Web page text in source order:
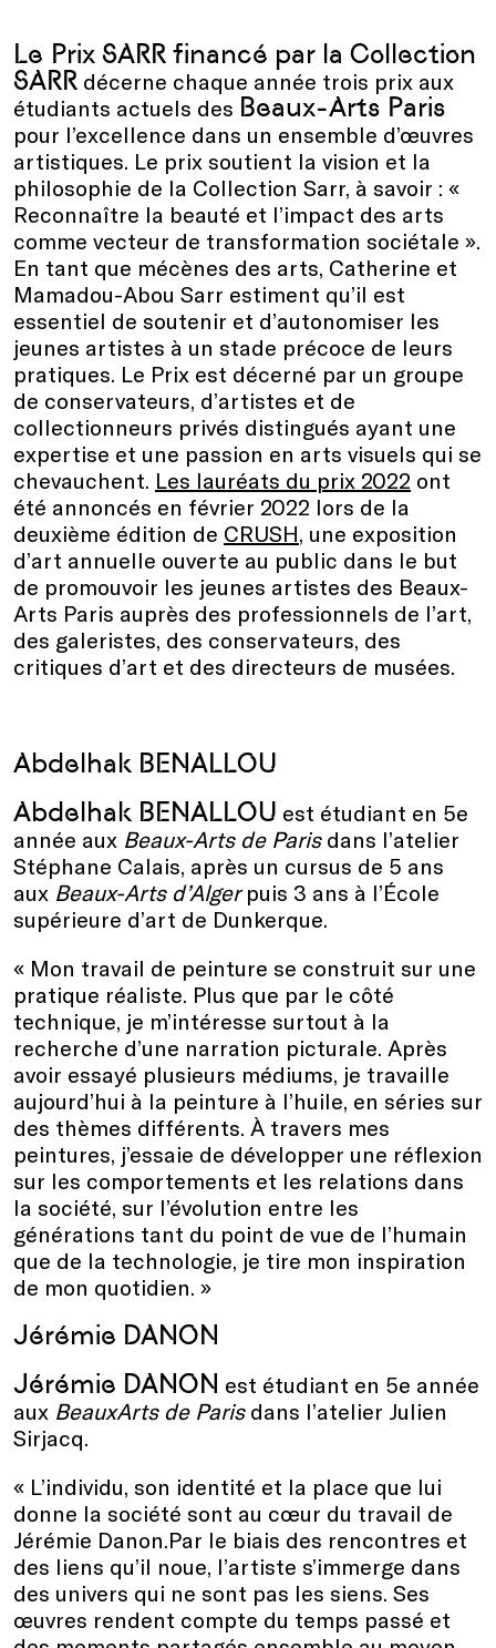
Le Prix SARR financé par la Collection
SARR décerne chaque année trois prix aux
étudiants actuels des Beaux-Arts Paris
pour l’excellence dans un ensemble d’œuvres
artistiques. Le prix soutient la vision et la
philosophie de la Collection Sarr, à savoir : «
Reconnaître la beauté et l’impact des arts
comme vecteur de transformation sociétale ».
En tant que mécènes des arts, Catherine et
Mamadou-Abou Sarr estiment qu’il est
essentiel de soutenir et d’autonomiser les
jeunes artistes à un stade précoce de leurs
pratiques. Le Prix est décerné par un groupe
de conservateurs, d’artistes et de
collectionneurs privés distingués ayant une
expertise et une passion en arts visuels qui se
chevauchent. Les lauréats du prix 2022 ont
été annoncés en février 2022 lors de la
deuxième édition de CRUSH, une exposition
d’art annuelle ouverte au public dans le but
de promouvoir les jeunes artistes des Beaux-
Arts Paris auprès des professionnels de l’art,
des galeristes, des conservateurs, des
critiques d’art et des directeurs de musées.
Abdelhak BENALLOU
Abdelhak BENALLOU est étudiant en 5e
année aux Beaux-Arts de Paris dans l’atelier
Stéphane Calais, après un cursus de 5 ans
aux Beaux-Arts d’Algerpuis 3 ans à l’École
supérieure d’art de Dunkerque.
« Mon travail de peinture se construit sur une
pratique réaliste. Plus que par le côté
technique, je m’intéresse surtout à la
recherche d’une narration picturale. Après
avoir essayé plusieurs médiums, je travaille
aujourd’hui à la peinture à l’huile, en séries sur
des thèmes différents. À travers mes
peintures, j’essaie de développer une réflexion
sur les comportements et les relations dans
la société, sur l’évolution entre les
générations tant du point de vue de l’humain
que de la technologie, je tire mon inspiration
de mon quotidien. »
Jérémie DANON
Jérémie DANON est étudiant en 5e année
aux BeauxArts de Parisdans l’atelier Julien
Sirjacq.
« L’individu, son identité et la place que lui
donne la société sont au cœur du travail de
Jérémie Danon.Par le biais des rencontres et
des liens qu’il noue, l’artiste s’immerge dans
des univers qui ne sont pas les siens. Ses
œuvres rendent compte du temps passé et